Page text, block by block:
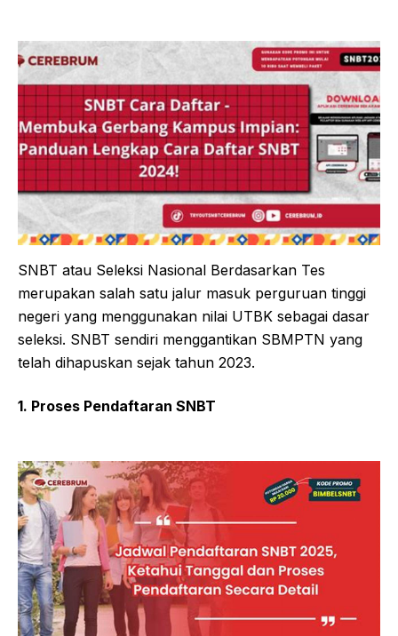
SNBT atau Seleksi Nasional Berdasarkan Tes
merupakan salah satu jalur masuk perguruan tinggi
negeri yang menggunakan nilai UTBK sebagai dasar
seleksi. SNBT sendiri menggantikan SBMPTN yang
telah dihapuskan sejak tahun 2023.
1. Proses Pendaftaran SNBT